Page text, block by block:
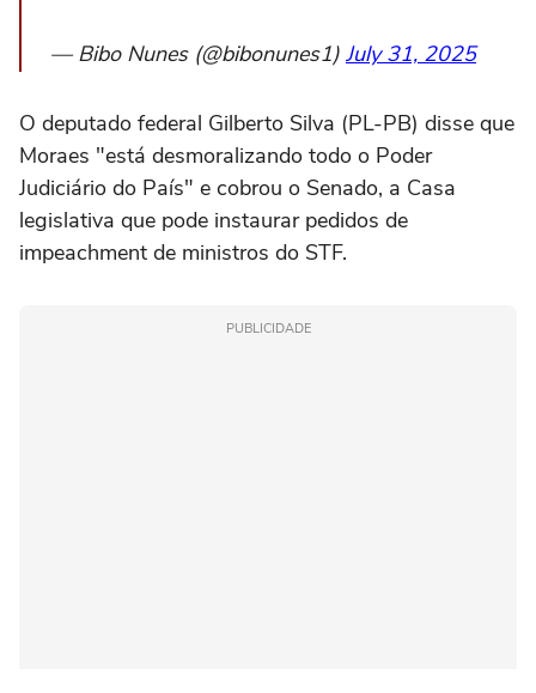
— Bibo Nunes (@bibonunes1) July 31, 2025
O deputado federal Gilberto Silva (PL-PB) disse que
Moraes "está desmoralizando todo o Poder
Judiciário do País" e cobrou o Senado, a Casa
legislativa que pode instaurar pedidos de
impeachment de ministros do STF.
PUBLICIDADE